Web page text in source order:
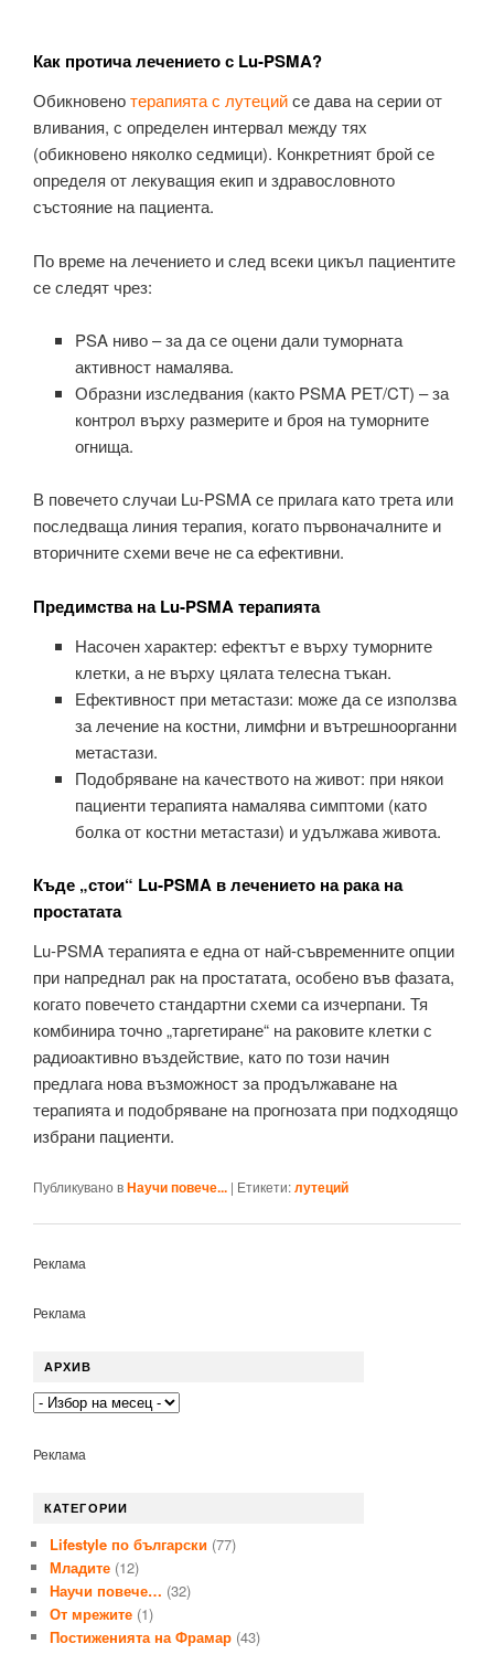
Как протича лечението с Lu‑PSMA?
Обикновенотерапията с лутецийсe дава на серии от
вливания, с определен интервал между тях
(обикновено няколко седмици). Конкретният брой се
определя от лекуващия екип и здравословното
състояние на пациента.
По време на лечението и след всеки цикъл пациентите
се следят чрез:
PSA ниво – за да се оцени дали туморната
активност намалява.
Образни изследвания (както PSMA PET/CT) – за
контрол върху размерите и броя на туморните
огнища.
В повечето случаи Lu‑PSMA се прилага като трета или
последваща линия терапия, когато първоначалните и
вторичните схеми вече не са ефективни.
Предимства на Lu‑PSMA терапията
Насочен характер: ефектът е върху туморните
клетки, а не върху цялата телесна тъкан.
Ефективност при метастази: може да се използва
за лечение на костни, лимфни и вътрешноорганни
метастази.
Подобряване на качеството на живот: при някои
пациенти терапията намалява симптоми (като
болка от костни метастази) и удължава живота.
Къде „стои“ Lu‑PSMA в лечението на рака на
простатата
Lu‑PSMA терапията е една от най‑съвременните опции
при напреднал рак на простатата, особено във фазата,
когато повечето стандартни схеми са изчерпани. Тя
комбинира точно „таргетиране“ на раковите клетки с
радиоактивно въздействие, като по този начин
предлага нова възможност за продължаване на
терапията и подобряване на прогнозата при подходящо
избрани пациенти.
Публикувано вНаучи повече... | Етикети:лутеций
Реклама
Реклама
АРХИВ
Реклама
КАТЕГОРИИ
Lifestyle по български (77)
Младите (12)
Научи повече… (32)
От мрежите (1)
Постиженията на Фрамар (43)